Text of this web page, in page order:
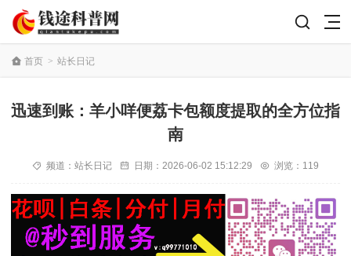
首页 > 站长日记
迅速到账：羊小咩便荔卡包额度提取的全方位指
南
频道： 站长日记 日期： 2026-06-02 15:12:29 浏览：119